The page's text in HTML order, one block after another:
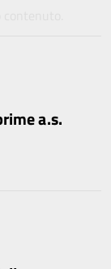
a.s.